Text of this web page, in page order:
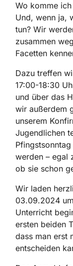
Wo komme
Und, wenn ja,
tun? Wir
zusammen
Facetten
Dazu treffen
17:00-18:30
und über das
wir außerdem
unserem
Jugendlichen
werden – egal
ob sie schon
Wir laden
03.09.2024
Unterricht
ersten beiden
dass man erst
entscheiden